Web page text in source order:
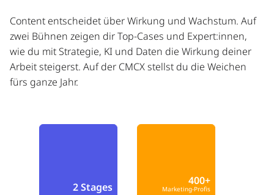
Content entscheidet über Wirkung und Wachstum. Auf
zwei Bühnen zeigen dir Top-Cases und Expert:innen,
wie du mit Strategie, KI und Daten die Wirkung deiner
Arbeit steigerst. Auf der CMCX stellst du die Weichen
fürs ganze Jahr.
2 Stages 400+
Marketing-Profis